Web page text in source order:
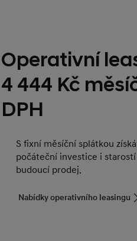
Operativní
4 444 Kč
DPH
S fixní měsíční splátkou
počáteční investice i
budoucí prodej.
Nabídky operativního leasingu